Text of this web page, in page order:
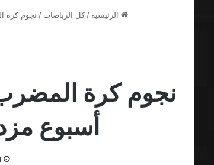
الرئيسية / كل الرياضات / نجوم كرة
نجوم كرة
أسبوع